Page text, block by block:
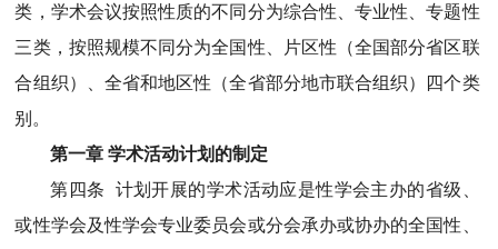
类，学术会议按照性质的不同分为综合性、专业性、专题性
三类，按照规模不同分为全国性、片区性（全国部分省区联
合组织）、全省和地区性（全省部分地市联合组织）四个类
别。
第一章 学术活动计划的制定
第四条 计划开展的学术活动应是性学会主办的省级、
或性学会及性学会专业委员会或分会承办或协办的全国性、